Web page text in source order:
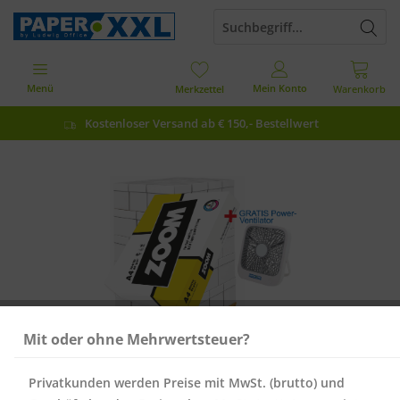
Kostenloser Versand ab € 150,- Bestellwert
Warenkorb
Merkzettel Mein Konto
Menü
Mit oder ohne Mehrwertsteuer?
Privatkunden werden Preise mit MwSt. (brutto) und